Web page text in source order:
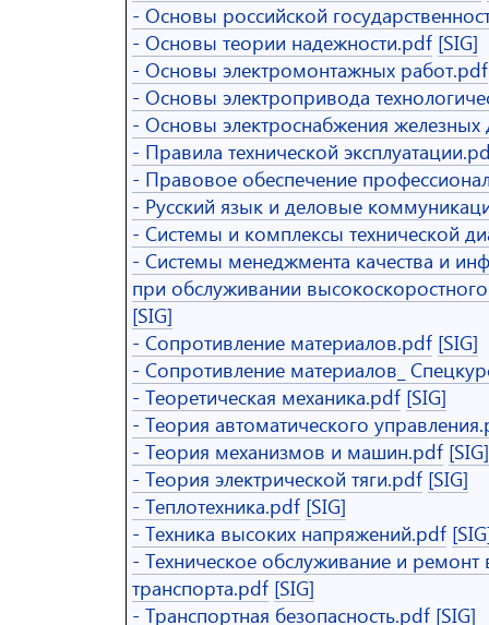
- Основы российской
- Основы теории надежности.pdf [SIG]
- Основы электромонтажных работ.pdf
- Основы электропривода
- Основы электроснабжения
- Правила технической
- Правовое обеспечение
- Русский язык и деловые
- Системы и комплексы технической
- Системы менеджмента качества и
при обслуживании
[SIG]
- Сопротивление материалов.pdf [SIG]
- Сопротивление материалов_
- Теоретическая механика.pdf [SIG]
- Теория автоматического
- Теория механизмов и машин.pdf [SIG]
- Теория электрической тяги.pdf [SIG]
- Теплотехника.pdf [SIG]
- Техника высоких напряжений.pdf
- Техническое обслуживание и ремонт
транспорта.pdf [SIG]
- Транспортная безопасность.pdf [SIG]